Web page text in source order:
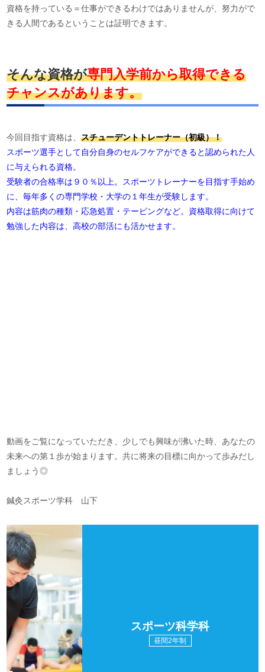
資格を持っている＝仕事ができるわけではありませんが、努力がで
きる人間であるということは証明できます。
そんな資格が専門入学前から取得できる
チャンスがあります。
今回目指す資格は、スチューデントトレーナー（初級）！
スポーツ選手として自分自身のセルフケアができると認められた人
に与えられる資格。
受験者の合格率は９０％以上。スポーツトレーナーを目指す手始め
に、毎年多くの専門学校・大学の１年生が受験します。
内容は筋肉の種類・応急処置・テーピングなど。資格取得に向けて
勉強した内容は、高校の部活にも活かせます。
動画をご覧になっていただき、少しでも興味が沸いた時、あなたの
未来への第１歩が始まります。共に将来の目標に向かって歩みだし
ましょう◎
鍼灸スポーツ学科 山下
スポーツ科学科
昼間2年制